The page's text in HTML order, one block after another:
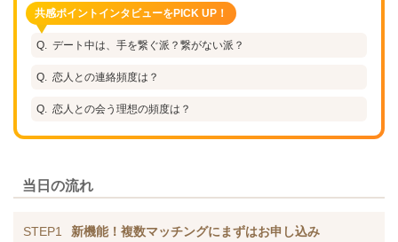
共感ポイントインタビューをPICK UP！
デート中は、手を繋ぐ派？繋がない派？
恋人との連絡頻度は？
恋人との会う理想の頻度は？
当日の流れ
STEP1 新機能！複数マッチングにまずはお申し込み